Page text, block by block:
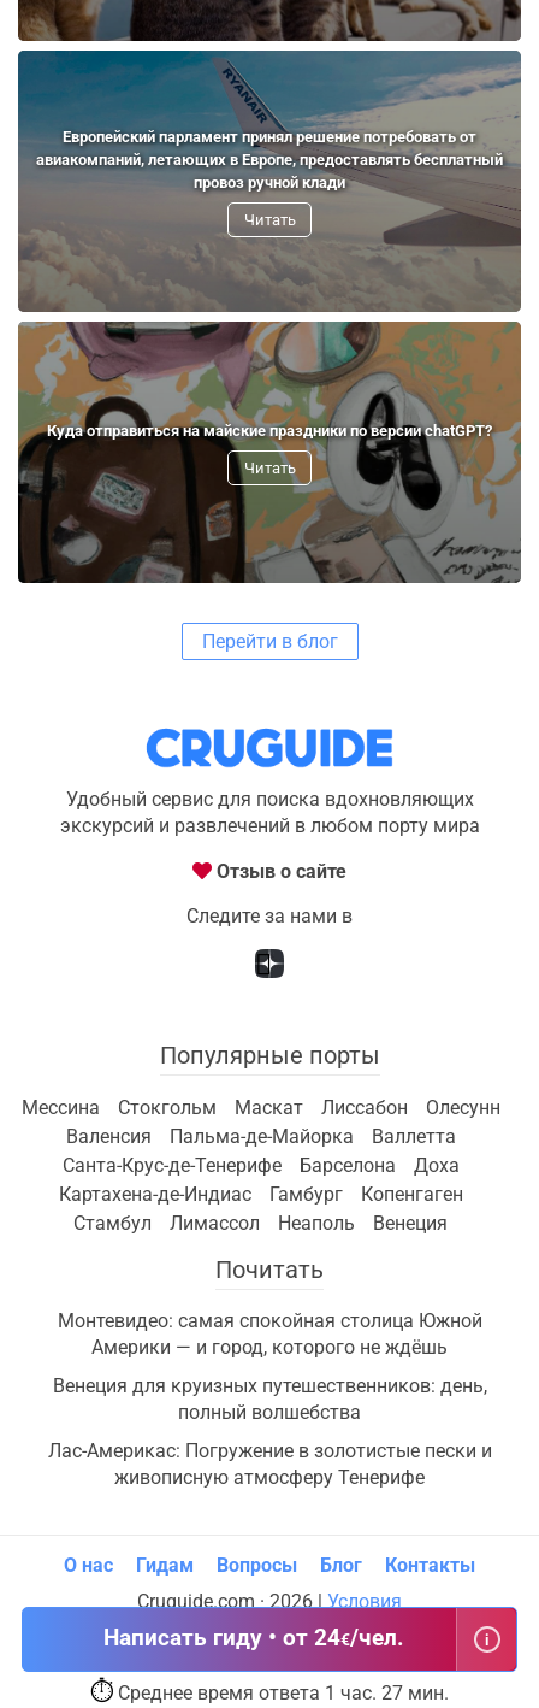
Европейский парламент принял решение потребовать от
авиакомпаний, летающих в Европе, предоставлять бесплатный
провоз ручной клади
Читать
Куда отправиться на майские праздники по версии chatGPT?
Читать
Перейти в блог
Написать гиду • от 24€/чел. i
⏱ Среднее время ответа 1 час. 27 мин.
Удобный сервис для поиска вдохновляющих
экскурсий и развлечений в любом порту мира
Отзыв о сайте
Следите за нами в
Популярные порты
Мессина Стокгольм Маскат Лиссабон
Олесунн
Валенсия
Пальма-де-Майорка
Валлетта
Санта-Крус-де-Тенерифе
Барселона
Доха
Картахена-де-Индиас
Гамбург
Копенгаген
Стамбул
Лимассол Неаполь Венеция
Почитать
Монтевидео: самая спокойная столица Южной
Америки — и город, которого не ждёшь
Венеция для круизных путешественников: день,
полный волшебства
Лас-Америкас: Погружение в золотистые пески и
живописную атмосферу Тенерифе
Cruguide.com · 2026 |Условия
О нас Гидам Вопросы Блог Контакты